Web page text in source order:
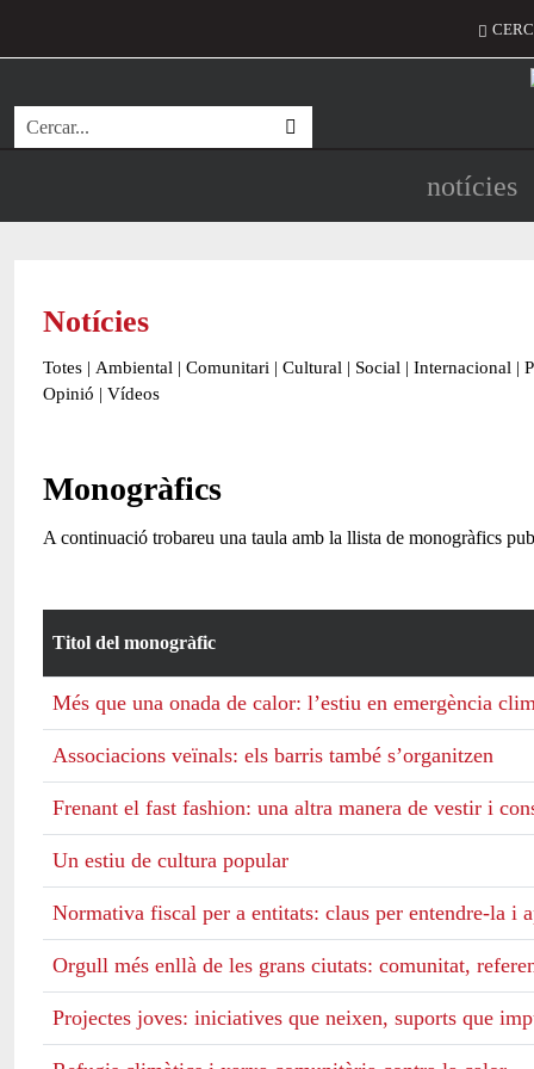
Cerca
notícies
Notícies
Totes | Ambiental | Comunitari | Cultural | Social | Internacional |
Opinió | Vídeos
Monogràfics
A continuació trobareu una taula amb la llista de monogràfics
Una taula amb una llista dels títols dels monogràfics publicats
Titol del monogràfic
Més que una onada de calor: l’estiu en emergència
Associacions veïnals: els barris també s’organitzen
Frenant el fast fashion: una altra manera de vestir i
Un estiu de cultura popular
Normativa fiscal per a entitats: claus per entendre-la i
Orgull més enllà de les grans ciutats: comunitat,
Projectes joves: iniciatives que neixen, suports que